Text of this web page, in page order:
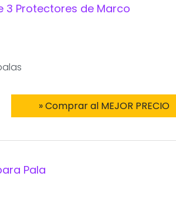
3 Protectores de Marco
» Comprar al MEJOR PRECIO
Pala